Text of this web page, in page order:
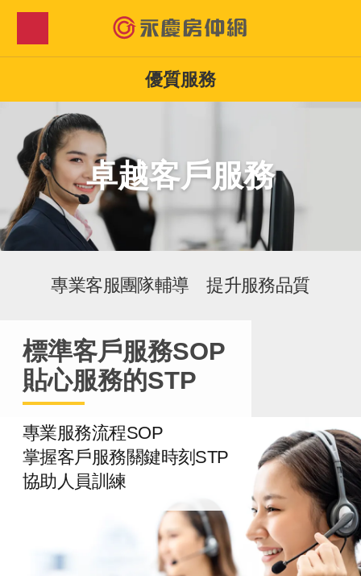
優質服務
卓越客戶服務
專業客服團隊輔導 提升服務品質
標準客戶服務SOP
貼心服務的STP
專業服務流程SOP
掌握客戶服務關鍵時刻STP
協助人員訓練